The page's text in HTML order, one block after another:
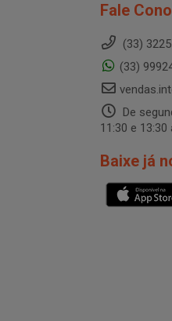
Fale
(33)
(33)
De
11:30 e 13:30
Baixe já